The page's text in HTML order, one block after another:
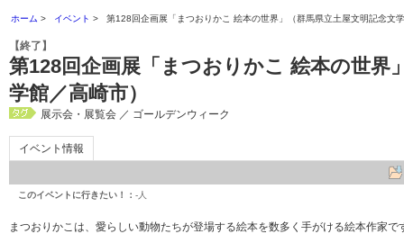
ホーム イベント 第128回企画展「まつおりかこ 絵本の世界」（群馬県立土屋文明記念文
【終了】
第128回企画展「まつおりかこ 絵本の世界
学館／高崎市）
展示会・展覧会 ／ ゴールデンウィーク
イベント情報
このイベントに行きたい！： -人
まつおりかこは、愛らしい動物たちが登場する絵本を数多く手がける絵本作家で